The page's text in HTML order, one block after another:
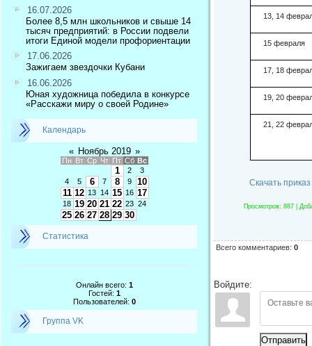
16.07.2026
Более 8,5 млн школьников и свыше 14
тысяч предприятий: в России подвели
итоги Единой модели профориентации
17.06.2026
Зажигаем звездочки Кубани
16.06.2026
Юная художница победила в конкурсе
«Расскажи миру о своей Родине»
Календарь
« Ноябрь 2019 »
Пн Вт Ср Чт Пт Сб Вс
1 2
3
4
5 6 7 8 9
10
11 12 13 14 15 16 17
18 19 20 21 22 23 24
25 26 27 28 29 30
Статистика
Онлайн всего: 1
Гостей: 1
Пользователей: 0
Группа VK
13, 14
15 февраля
17, 18
19, 20
21, 22
Скачать
Просмотров: 887 |
Всего комментариев: 0
Войдите:
Отправить